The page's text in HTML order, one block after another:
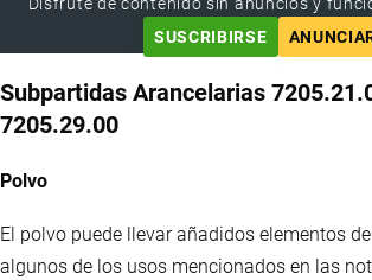
SUSCRIBIRSE
Subpartidas Arancelarias
7205.29.00
Polvo
El polvo puede llevar añadidos elementos
algunos de los usos mencionados en las